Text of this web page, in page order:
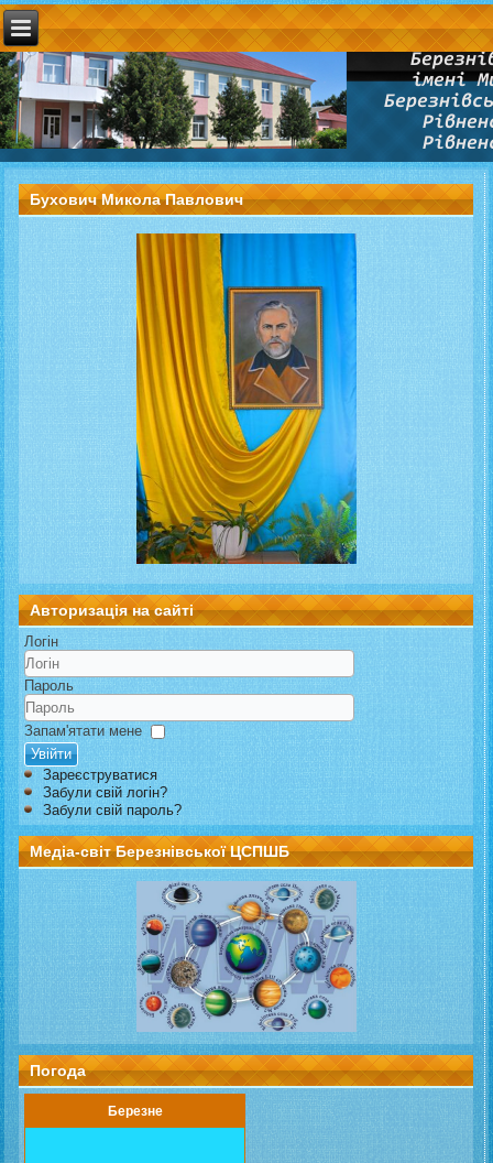
Бухович Микола Павлович
Авторизація на сайті
Логін
Пароль
Запам'ятати мене
Увійти
Зареєструватися
Забули свій логін?
Забули свій пароль?
Медіа-світ Березнівської ЦСПШБ
Погода
Березне